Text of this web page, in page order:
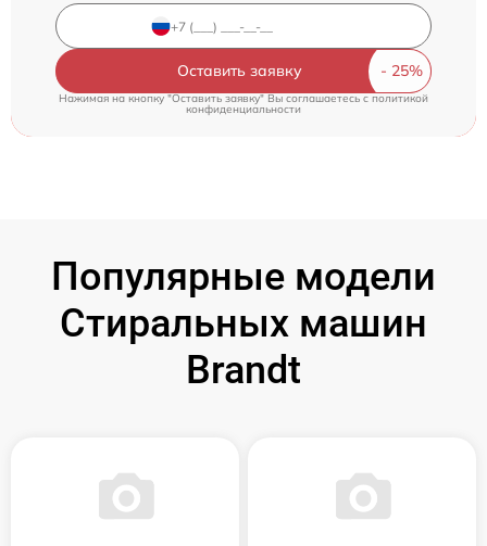
Оставить заявку
Нажимая на кнопку "Оставить заявку" Вы соглашаетесь c политикой
конфиденциальности
Популярные модели
Стиральных машин
Brandt